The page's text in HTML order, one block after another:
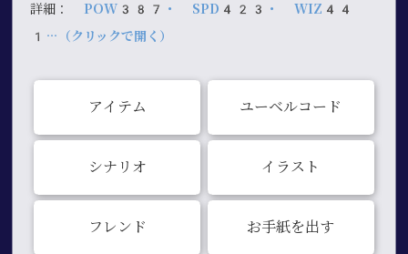
詳細： POW387・ SPD423・ WIZ44
1…（クリックで開く）
アイテム ユーベルコード
シナリオ イラスト
フレンド お手紙を出す